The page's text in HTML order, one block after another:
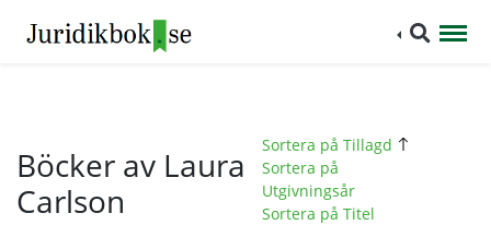
Böcker av Laura
Carlson
Sortera på Tillagd
Sortera på
Utgivningsår
Sortera på Titel